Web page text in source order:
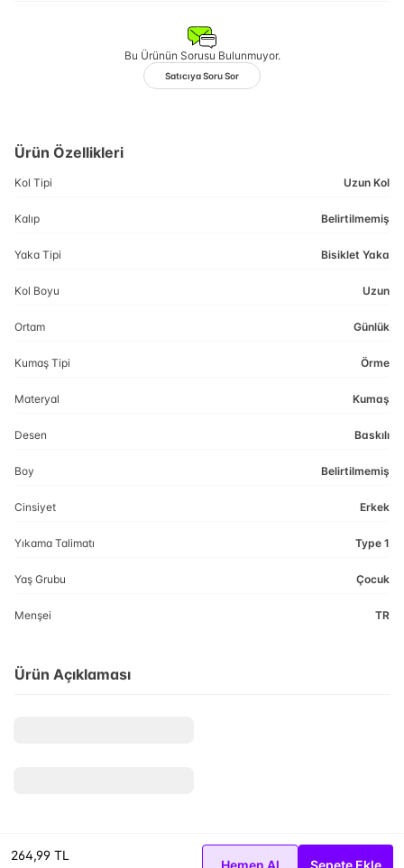
Bu Ürünün Sorusu Bulunmuyor.
Satıcıya Soru Sor
264,99 TL
Hemen Al Sepete Ekle
Ürün Özellikleri
Kol Tipi Uzun Kol
Kalıp Belirtilmemiş
Yaka Tipi Bisiklet Yaka
Kol Boyu Uzun
Ortam Günlük
Kumaş Tipi Örme
Materyal Kumaş
Desen Baskılı
Boy Belirtilmemiş
Cinsiyet Erkek
Yıkama Talimatı Type 1
Yaş Grubu Çocuk
Menşei TR
Ürün Açıklaması